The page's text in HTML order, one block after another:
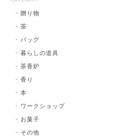
贈り物
茶
バッグ
暮らしの道具
茶香炉
香り
本
ワークショップ
お菓子
その他